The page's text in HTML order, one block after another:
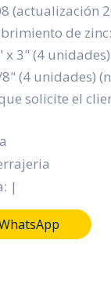
(actualización
de
3" (4
(4 unidades)
solicite el
|